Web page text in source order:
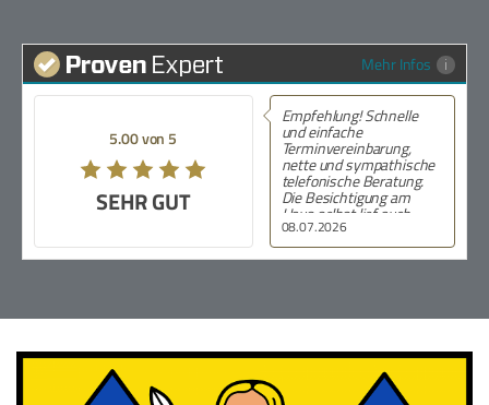
Mehr Infos
5.00 von 5
SEHR GUT
08.07.2026
Empfehlung! Schnelle
und einfache
Terminvereinbarung,
nette und sympathische
telefonische Beratung.
Die Besichtigung am
Haus selbst lief auch
ohne Probleme und es
blieben keine Fragen
offen. Meine Verlobte und
Weiterempfehlung!